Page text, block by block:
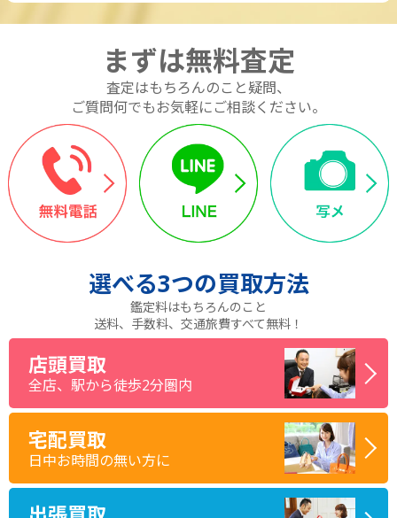
まずは無料査定
査定はもちろんのこと疑問、
ご質問何でもお気軽にご相談ください。
選べる3つの買取方法
鑑定料はもちろんのこと
送料、手数料、交通旅費すべて無料！
店頭買取
全店、駅から徒歩2分圏内
宅配買取
日中お時間の無い方に